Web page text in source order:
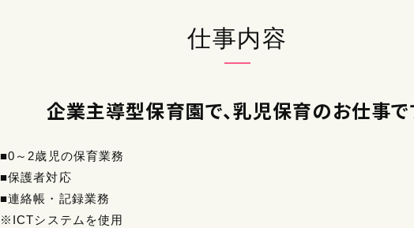
仕事内容
企業主導型保育園で、乳児保育のお仕事で
■0～2歳児の保育業務
■保護者対応
■連絡帳・記録業務
※ICTシステムを使用